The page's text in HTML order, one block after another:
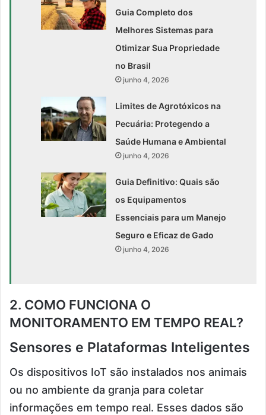
Guia Completo dos
Melhores Sistemas para
Otimizar Sua Propriedade
no Brasil
junho 4, 2026
Limites de Agrotóxicos na
Pecuária: Protegendo a
Saúde Humana e Ambiental
junho 4, 2026
Guia Definitivo: Quais são
os Equipamentos
Essenciais para um Manejo
Seguro e Eficaz de Gado
junho 4, 2026
2. COMO FUNCIONA O
MONITORAMENTO EM TEMPO REAL?
Sensores e Plataformas Inteligentes
Os dispositivos IoT são instalados nos animais
ou no ambiente da granja para coletar
informações em tempo real. Esses dados são